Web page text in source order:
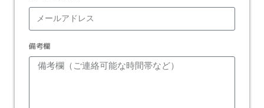
備考欄